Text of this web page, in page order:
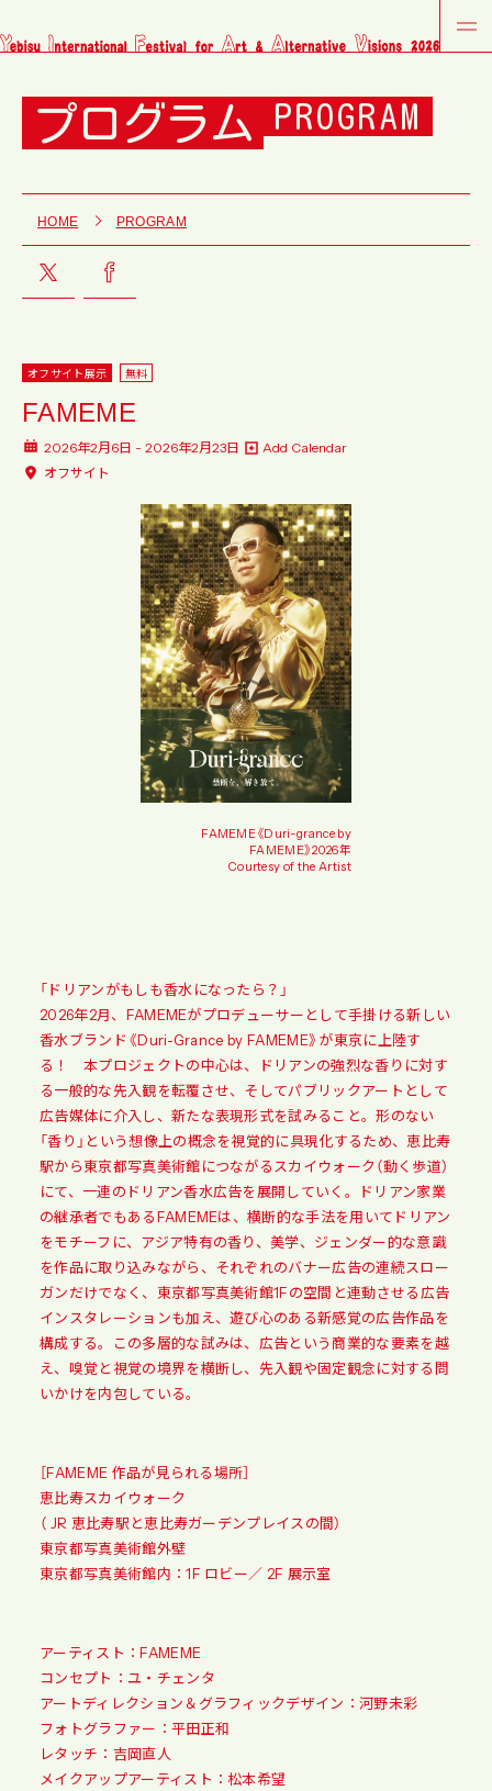
プログラム PROGRAM
HOME PROGRAM
オフサイト展示 無料
FAMEME
2026年2月6日 - 2026年2月23日
Add Calendar
オフサイト
FAMEME《Duri-grance by
FAMEME》2026年
Courtesy of the Artist
「ドリアンがもしも香水になったら？」
2026年2月、FAMEMEがプロデューサーとして手掛ける新しい
香水ブランド《Duri-Grance by FAMEME》が東京に上陸す
る！ 本プロジェクトの中心は、ドリアンの強烈な香りに対す
る一般的な先入観を転覆させ、そしてパブリックアートとして
広告媒体に介入し、新たな表現形式を試みること。形のない
「香り」という想像上の概念を視覚的に具現化するため、恵比寿
駅から東京都写真美術館につながるスカイウォーク（動く歩道）
にて、一連のドリアン香水広告を展開していく。ドリアン家業
の継承者でもあるFAMEMEは、横断的な手法を用いてドリアン
をモチーフに、アジア特有の香り、美学、ジェンダー的な意識
を作品に取り込みながら、それぞれのバナー広告の連続スロー
ガンだけでなく、東京都写真美術館1Fの空間と連動させる広告
インスタレーションも加え、遊び心のある新感覚の広告作品を
構成する。この多層的な試みは、広告という商業的な要素を越
え、嗅覚と視覚の境界を横断し、先入観や固定観念に対する問
いかけを内包している。
［FAMEME 作品が見られる場所］
恵比寿スカイウォーク
（ JR 恵比寿駅と恵比寿ガーデンプレイスの間）
東京都写真美術館外壁
東京都写真美術館内：1F ロビー／ 2F 展示室
アーティスト：FAMEME
コンセプト：ユ・チェンタ
アートディレクション＆グラフィックデザイン：河野未彩
フォトグラファー：平田正和
レタッチ：吉岡直人
メイクアップアーティスト：松本希望